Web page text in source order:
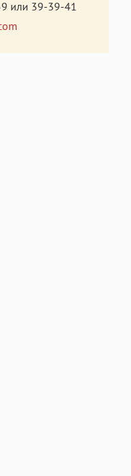
или 39-39-41